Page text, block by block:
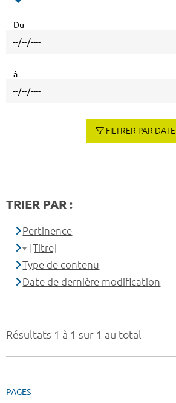
Résultats 1 à 1 sur 1 au total
PAGES
Du
à
FILTRER PAR DATE
TRIER PAR :
Pertinence
[Titre]
Type de contenu
Date de dernière modification